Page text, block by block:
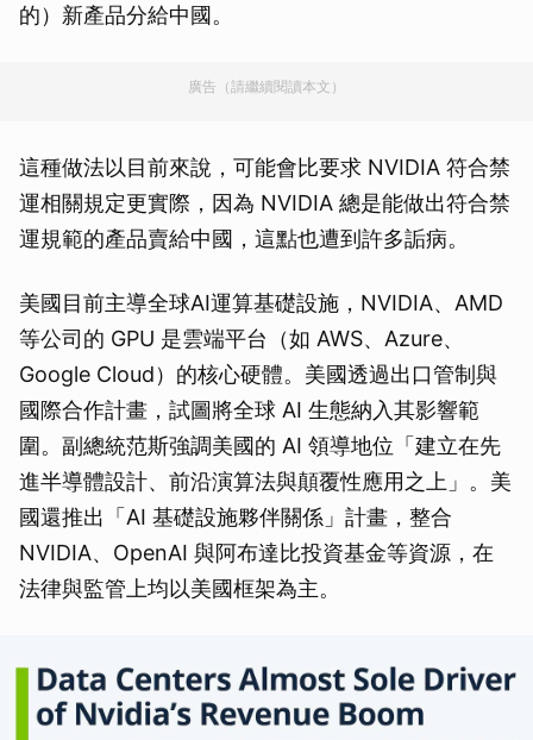
的）新產品分給中國。
廣告（請繼續閱讀本文）
這種做法以目前來說，可能會比要求 NVIDIA 符合禁
運相關規定更實際，因為 NVIDIA 總是能做出符合禁
運規範的產品賣給中國，這點也遭到許多詬病。
美國目前主導全球AI運算基礎設施，NVIDIA、AMD
等公司的 GPU 是雲端平台（如 AWS、Azure、
Google Cloud）的核心硬體。美國透過出口管制與
國際合作計畫，試圖將全球 AI 生態納入其影響範
圍。副總統范斯強調美國的 AI 領導地位「建立在先
進半導體設計、前沿演算法與顛覆性應用之上」。美
國還推出「AI 基礎設施夥伴關係」計畫，整合
NVIDIA、OpenAI 與阿布達比投資基金等資源，在
法律與監管上均以美國框架為主。